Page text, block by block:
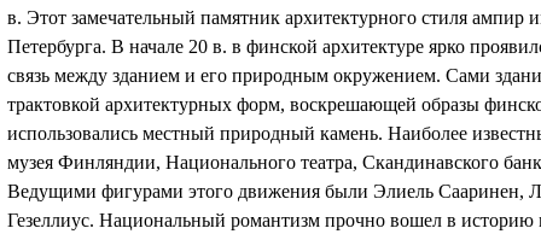
в. Этот замечательный памятник архитектурного стиля ампир
Петербурга. В начале 20 в. в финской архитектуре ярко
связь между зданием и его природным окружением. Сами
трактовкой архитектурных форм, воскрешающей образы
использовались местный природный камень. Наиболее
музея Финляндии, Национального театра, Скандинавского
Ведущими фигурами этого движения были Элиель Сааринен,
Гезеллиус. Национальный романтизм прочно вошел в историю